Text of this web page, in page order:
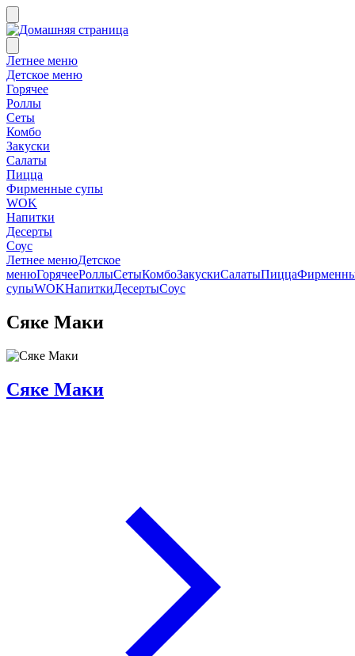
Летнее меню
Детское меню
Горячее
Роллы
Сеты
Комбо
Закуски
Салаты
Пицца
Фирменные супы
WOK
Напитки
Десерты
Соус
Летнее менюДетское
менюГорячееРоллыСетыКомбоЗакускиСалатыПицца
супыWOKНапиткиДесертыСоус
Сяке Маки
Сяке Маки